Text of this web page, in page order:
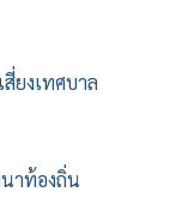
ยงเทศบาล
าท้องถิ่น